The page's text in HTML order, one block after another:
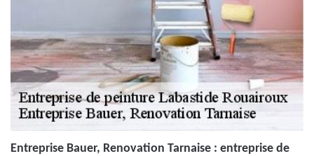
Entreprise Bauer, Renovation Tarnaise : entreprise de